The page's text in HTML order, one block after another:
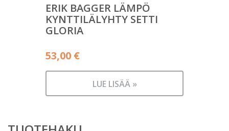
ERIK BAGGER LÄMPÖ
KYNTTILÄLYHTY SETTI
GLORIA
53,00 €
LUE LISÄÄ »